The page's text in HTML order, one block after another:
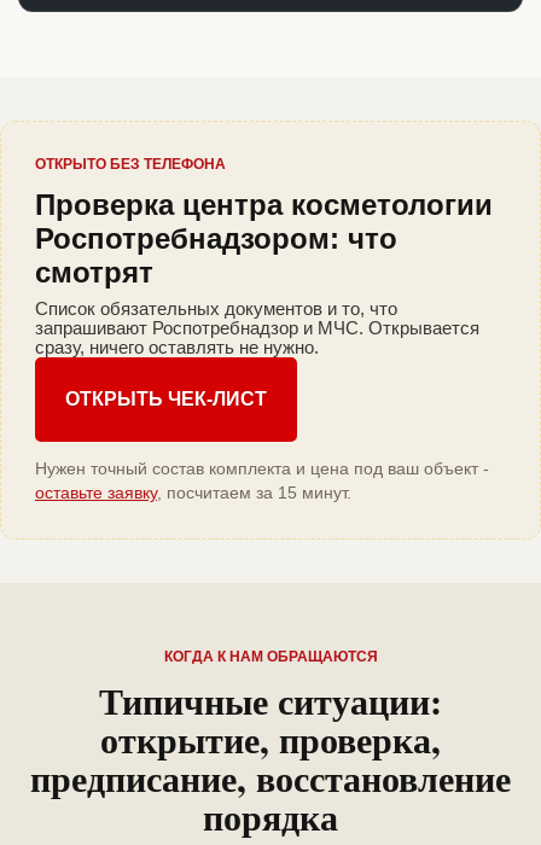
ОТКРЫТО БЕЗ ТЕЛЕФОНА
Проверка центра косметологии
Роспотребнадзором: что
смотрят
Список обязательных документов и то, что
запрашивают Роспотребнадзор и МЧС. Открывается
сразу, ничего оставлять не нужно.
ОТКРЫТЬ ЧЕК-ЛИСТ
Нужен точный состав комплекта и цена под ваш объект -
оставьте заявку, посчитаем за 15 минут.
КОГДА К НАМ ОБРАЩАЮТСЯ
Типичные ситуации:
открытие, проверка,
предписание, восстановление
порядка